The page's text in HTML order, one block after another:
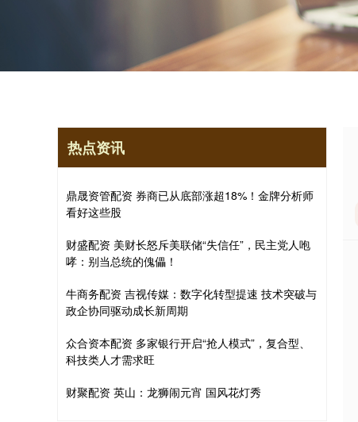
热点资讯
鼎晟资管配资 券商已从底部涨超18%！金牌分析师
看好这些股
财盛配资 美财长怒斥美联储“失信任”，民主党人咆
哮：别当总统的傀儡！
牛商务配资 吉视传媒：数字化转型提速 技术突破与
政企协同驱动成长新周期
众合资本配资 多家银行开启“抢人模式”，复合型、
科技类人才需求旺
财聚配资 英山：龙狮闹元宵 国风花灯秀